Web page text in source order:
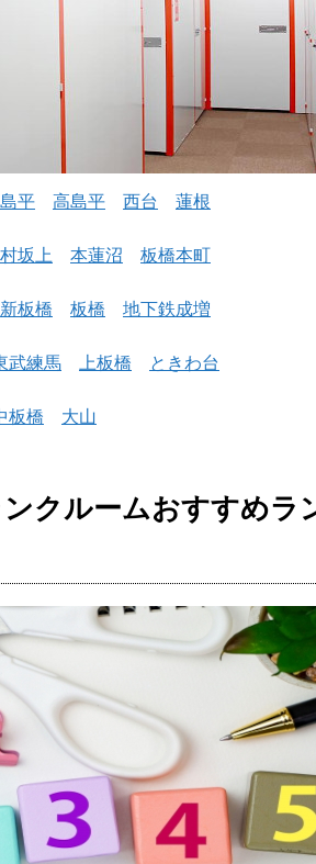
ー
一
覧
【格
村三丁
目トラ
ームお
ランキ
BEST5
を紹
ース
ハウ
ス24
蓮根
（志
村三
丁目
に一
番近
い店
平 高島平 西台 蓮根
坂上 本蓮沼 板橋本町
新板橋 板橋 地下鉄成増
武練馬 上板橋 ときわ台
板橋 大山
ンクルームおすすめラ